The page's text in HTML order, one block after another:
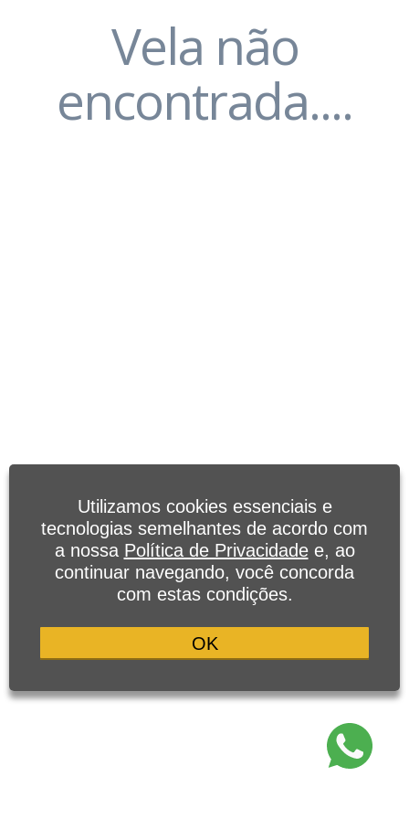
Vela não
encontrada....
Utilizamos cookies essenciais e
tecnologias semelhantes de acordo com
a nossa Política de Privacidadee, ao
continuar navegando, você concorda
com estas condições.
OK